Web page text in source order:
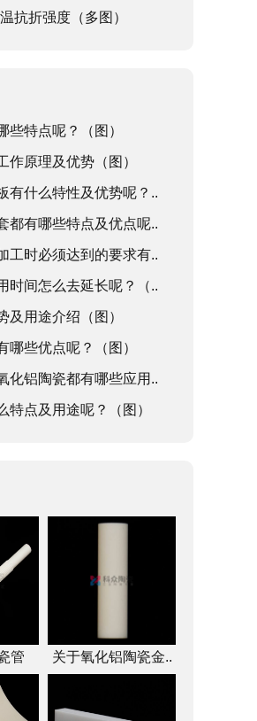
抗折强度（多图）
些特点呢？（图）
作原理及优势（图）
有什么特性及优势呢？..
都有哪些特点及优点呢..
工时必须达到的要求有..
时间怎么去延长呢？（..
及用途介绍（图）
哪些优点呢？（图）
化铝陶瓷都有哪些应用..
特点及用途呢？（图）
管 关于氧化铝陶瓷金..